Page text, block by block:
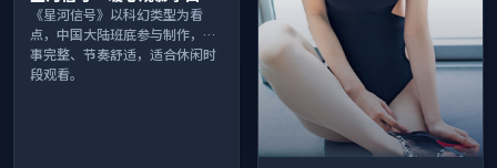
发酵持续升温
《星河信号》以科幻类型为看
点，中国大陆班底参与制作，叙
事完整、节奏舒适，适合休闲时
段观看。